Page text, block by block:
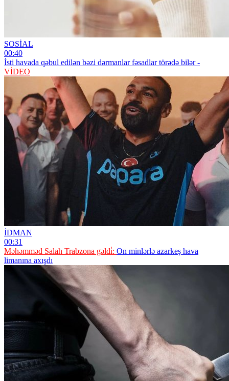
SOSİAL
00:40
İsti havada qəbul edilən bəzi dərmanlar fəsadlar törədə bilər -
VİDEO
İDMAN
00:31
Məhəmməd Salah Trabzona gəldi̇: On minlərlə azarkeş hava
limanına axışdı